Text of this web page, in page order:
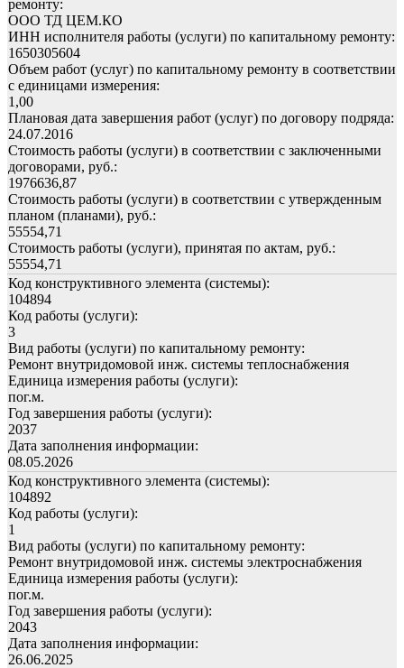
ремонту:
ООО ТД ЦЕМ.КО
ИНН исполнителя работы (услуги) по капитальному ремонту:
1650305604
Объем работ (услуг) по капитальному ремонту в соответствии
с единицами измерения:
1,00
Плановая дата завершения работ (услуг) по договору подряда:
24.07.2016
Стоимость работы (услуги) в соответствии с заключенными
договорами, руб.:
1976636,87
Стоимость работы (услуги) в соответствии с утвержденным
планом (планами), руб.:
55554,71
Стоимость работы (услуги), принятая по актам, руб.:
55554,71
Код конструктивного элемента (системы):
104894
Код работы (услуги):
3
Вид работы (услуги) по капитальному ремонту:
Ремонт внутридомовой инж. системы теплоснабжения
Единица измерения работы (услуги):
пог.м.
Год завершения работы (услуги):
2037
Дата заполнения информации:
08.05.2026
Код конструктивного элемента (системы):
104892
Код работы (услуги):
1
Вид работы (услуги) по капитальному ремонту:
Ремонт внутридомовой инж. системы электроснабжения
Единица измерения работы (услуги):
пог.м.
Год завершения работы (услуги):
2043
Дата заполнения информации:
26.06.2025